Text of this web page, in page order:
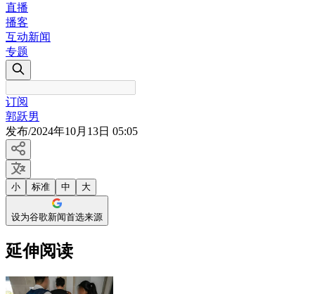
直播
播客
互动新闻
专题
订阅
郭跃男
发布/2024年10月13日 05:05
小 标准 中 大
设为谷歌新闻首选来源
延伸阅读